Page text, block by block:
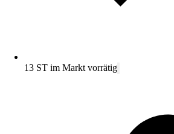
13 ST im Markt vorrätig